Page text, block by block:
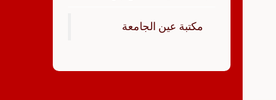
‏مكتبة عين الجامعة‏